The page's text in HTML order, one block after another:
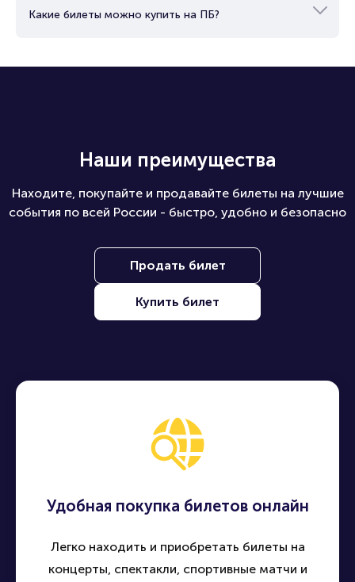
Какие билеты можно купить на ПБ?
Наши преимущества
Находите, покупайте и продавайте билеты на лучшие
события по всей России - быстро, удобно и безопасно
Продать билет
Купить билет
Удобная покупка билетов онлайн
Легко находить и приобретать билеты на
концерты, спектакли, спортивные матчи и